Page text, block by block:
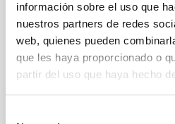
información sobre el uso que
nuestros partners de redes
web, quienes pueden
que les haya proporcionado o
partir del uso que haya hecho
Discapacidad (Sinpromi S.L.).
la participación del director
Pillet ; la responsable del
atmosférica de los
promotora de esta iniciativa,
el consejero delegado de